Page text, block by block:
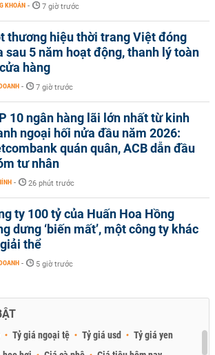
KHOÁN - 7 giờ trước
thương hiệu thời trang Việt đóng
sau 5 năm hoạt động, thanh lý toàn
hàng
- 7 giờ trước
10 ngân hàng lãi lớn nhất từ kinh
ngoại hối nửa đầu năm 2026:
quán quân, ACB dẫn đầu
tư nhân
- 26 phút trước
ty 100 tỷ của Huấn Hoa Hồng
dưng ‘biến mất’, một công ty khác
thể
- 5 giờ trước
Tỷ giá ngoại tệ Tỷ giá usd
Tỷ giá yen